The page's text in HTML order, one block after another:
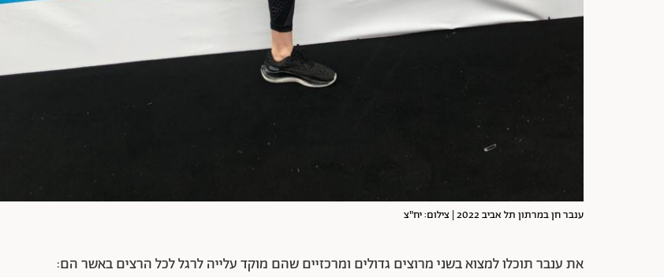
ענבר חן במרתון תל אביב 2022 | צילום: יח"צ
את ענבר תוכלו למצוא בשני מרוצים גדולים ומרכזיים שהם מוקד עלייה לרגל לכל הרצים באשר הם: